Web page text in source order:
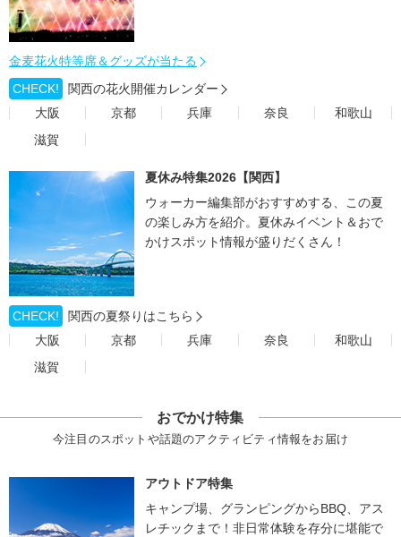
金麦花火特等席＆グッズが当たる
CHECK!
関西の花火開催カレンダー
大阪
京都 兵庫 奈良
和歌山
滋賀
夏休み特集2026【関西】
ウォーカー編集部がおすすめする、この夏
の楽しみ方を紹介。夏休みイベント＆おで
かけスポット情報が盛りだくさん！
CHECK!
関西の夏祭りはこちら
大阪
京都 兵庫 奈良
和歌山
滋賀
おでかけ特集
今注目のスポットや話題のアクティビティ情報をお届け
アウトドア特集
キャンプ場、グランピングからBBQ、アス
レチックまで！非日常体験を存分に堪能で